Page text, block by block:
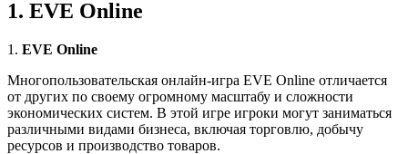
1. EVE Online
1. EVE Online
Многопользовательская онлайн-игра EVE Online отличается
от других по своему огромному масштабу и сложности
экономических систем. В этой игре игроки могут заниматься
различными видами бизнеса, включая торговлю, добычу
ресурсов и производство товаров.